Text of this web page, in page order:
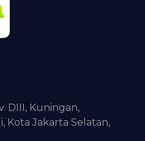
DIII, Kuningan,
Kota Jakarta Selatan,